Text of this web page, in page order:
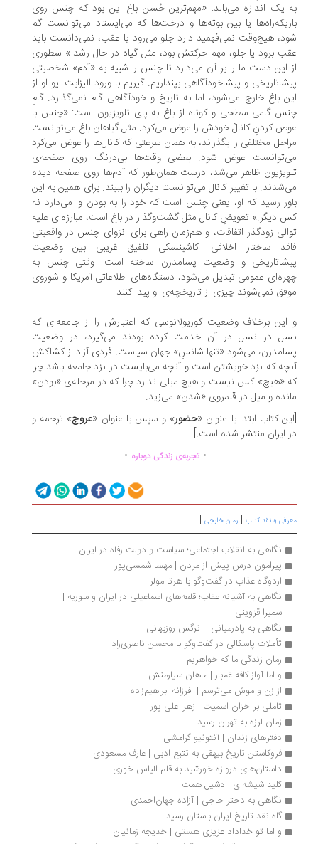
یک اندازه می‌‌بالد: «مهم‌‌ترین حُسن باغ این بود که چنس روی
یا بین بوته‌‌ها و درخت‌‌ها که می‌‌ایستاد می‌‌توانست گم
هیچ‌‌وقت نمی‌‌فهمید دارد جلو می‌‌رود یا عقب، نمی‌‌دانست باید
برود یا جلو، مهم حرکتش بود، مثل گیاه در حال رشد.» سطوری
این دست ما را بر آن می‌‌دارد تا چنس را شبیه به «آدم» شخصیتی
و پیشاخودآگاهی بپنداریم. گیریم با ورود الیزابت ایو او از
باغ خارج می‌‌شود، اما به تاریخ و خودآگاهی گام نمی‌‌گذارد. گامِ
گامی سطحی و کوتاه از باغ به پای تلویزیون است: «چنس با
کردنِ کانالْ خودش را عوض می‌‌کرد. مثل گیاهان باغ می‌‌توانست
مختلفی را بگذراند، به همان سرعتی که کانال‌‌ها را عوض می‌‌کرد
عوض شود. بعضی وقت‌‌ها بی‌‌درنگ روی صفحه‌‌ی
ظاهر می‌‌شد، درست همان‌‌طور که آدم‌‌ها روی صفحه دیده
با تغییر کانال می‌‌توانست دیگران را ببیند. برای همین به این
رسید که او، یعنی چنس است که خود را به بودن وا می‌‌دارد نه
دیگر.» تعویضِ کانال مثل گشت‌‌وگذار در باغ است، مبارزه‌‌ای علیه
زودگذر اتفاقات، و هم‌‌زمان راهی برای انزوای چنس در واقعیتی
ساختار اخلاقی. کاشینسکی تلفیق غریبی بین وضعیت
و وضعیت پسامدرن ساخته است. وقتی چنس به
عمومی تبدیل می‌‌شود، دستگاه‌‌های اطلاعاتی آمریکا و شوروی
نمی‌‌شوند چیزی از تاریخچه‌‌ی او پیدا کنند.
برخلاف وضعیت کوریولانوسی که اعتبارش را از جامعه‌‌ای که
در نسل در آن خدمت کرده بودند می‌‌گیرد، در وضعیت
می‌‌شود «تنها شانسِ» جهان سیاست. فردی آزاد از کشاکش
که نزد خویشتن است و آنچه می‌‌بایست در نزد جامعه باشد چرا
«هیچ» کس نیست و هیچ میلی ندارد چرا که در مرحله‌‌ی «بودن»
و میل در قلمروی «شدن» می‌‌زید.
کتاب ابتدا با عنوان «ح‍ض‍ور» و سپس با عنوان «عروج » ترجمه و
ایران منتشر شده است.]
................تجربه‌ی زندگی دوباره ...............
و نقد کتاب|رمان خارجی|
نگاهی به انقلاب اجتماعی؛ سیاست و دولت رفاه در ایران
پیرامون درس پیش از مردن | مهسا شمسی‌‌‌‌‌‌پور
اردوگاه عذاب در گفت‌وگو با هرتا مولر
نگاهی به آشیانه عقاب؛ قلعه‌های اسماعیلی در ایران و سوریه |
سمیرا قزوینی
نگاهی به پادرمیانی |  نرگس روزبهانی
تأملات پاسکالی در گفت‌وگو با محسن ناصری‌راد
رمان زندگی ما که خواهریم
و اما آواز کافه غم‌بار | ماهان سیارمنش
از زن و موش می‌ترسم |  فرزانه ابراهیم‌زاده
تاملی بر خزان اسمیت | زهرا علی پور
زمان لرزه به تهران رسید
دفترهای زندان | آنتونیو گرامشی
فروکاستن تاریخ بیهقی به تتبع ادبی | عارف مسعودی
داستان‌های دروازه خورشید به قلم الیاس خوری
کلید شیشه‌ای | دشیل همت
نگاهی به دختر حاجی | آزاده جهان‌احمدی
گاه نقد تاریخ ایران باستان رسید
و اما تو خداداد عزیزی هستی | خدیجه زمانیان